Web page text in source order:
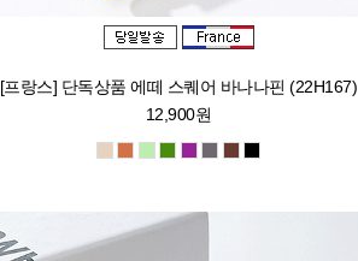
[프랑스] 단독상품 에떼 스퀘어 바나나핀 (22H167)
12,900원